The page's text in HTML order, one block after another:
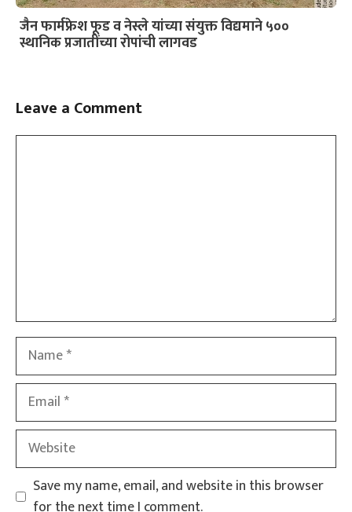
जैन फार्मफ्रेश फूड व नेस्ले यांच्या संयुक्त विद्यमाने ५००
स्थानिक प्रजातींच्या रोपांची लागवड
Leave a Comment
Name
Email
Website
Save my name, email, and website in this browser
for the next time I comment.